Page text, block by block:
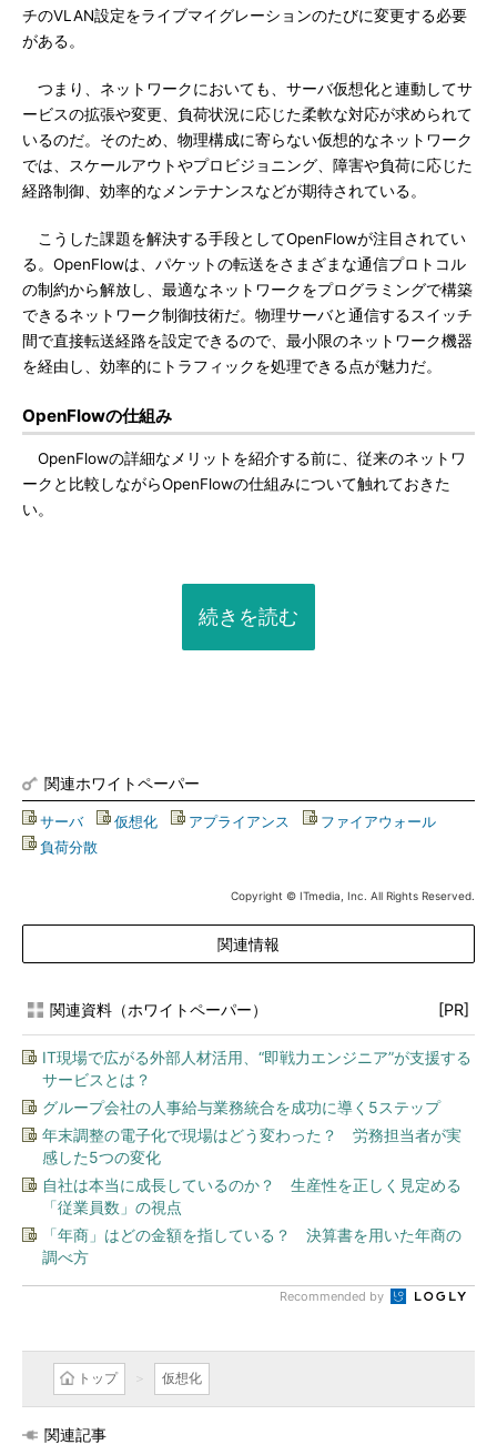
チのVLAN設定をライブマイグレーションのたびに変更する必要
がある。
つまり、ネットワークにおいても、サーバ仮想化と連動してサ
ービスの拡張や変更、負荷状況に応じた柔軟な対応が求められて
いるのだ。そのため、物理構成に寄らない仮想的なネットワーク
では、スケールアウトやプロビジョニング、障害や負荷に応じた
経路制御、効率的なメンテナンスなどが期待されている。
こうした課題を解決する手段としてOpenFlowが注目されてい
る。OpenFlowは、パケットの転送をさまざまな通信プロトコル
の制約から解放し、最適なネットワークをプログラミングで構築
できるネットワーク制御技術だ。物理サーバと通信するスイッチ
間で直接転送経路を設定できるので、最小限のネットワーク機器
を経由し、効率的にトラフィックを処理できる点が魅力だ。
OpenFlowの仕組み
OpenFlowの詳細なメリットを紹介する前に、従来のネットワ
ークと比較しながらOpenFlowの仕組みについて触れておきた
い。
続きを読む
関連ホワイトペーパー
サーバ| 仮想化 アプライアンス ファイアウォール
負荷分散
Copyright © ITmedia, Inc. All Rights Reserved.
関連情報
関連資料（ホワイトペーパー） [PR]
IT現場で広がる外部人材活用、“即戦力エンジニア”が支援する
サービスとは？
グループ会社の人事給与業務統合を成功に導く5ステップ
年末調整の電子化で現場はどう変わった？ 労務担当者が実
感した5つの変化
自社は本当に成長しているのか？ 生産性を正しく見定める
「従業員数」の視点
「年商」はどの金額を指している？ 決算書を用いた年商の
調べ方
Recommended by
トップ 仮想化
関連記事